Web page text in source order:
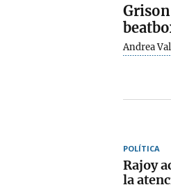
Andrea
POLÍTICA
Rajoy
la